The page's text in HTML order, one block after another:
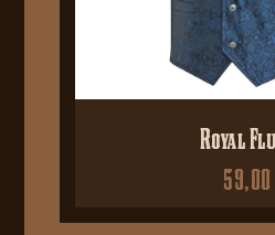
Royal
59,00